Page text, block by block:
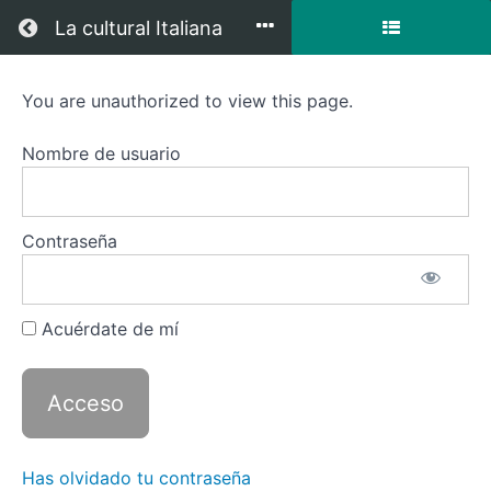
Regresar a todos los cursos
La cultural Italiana
Taller
de
por
-
Nivel
Intermedio
You are unauthorized to view this page.
Nombre de usuario
Contraseña
Acuérdate de mí
Has olvidado tu contraseña